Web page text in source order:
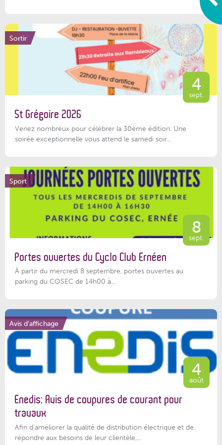
Sortir
4
sept.
St Grégoire 2026
Venez nombreux pour célébrer la 30ème édition. Une
soirée exceptionnelle vous attend le samedi soir...
Sport
8
sept.
Portes ouvertes du Cyclo Club Ernéen
À partir du mercredi 8 septembre, portes ouvertes au
parking du COSEC de 14h00 à...
Avis d'affichage
4
août
Enedis: Avis de coupures de courant pour
travaux
Afin d’améliorer la qualité de distribution électrique et de
répondre aux besoins de leur clientèle,...